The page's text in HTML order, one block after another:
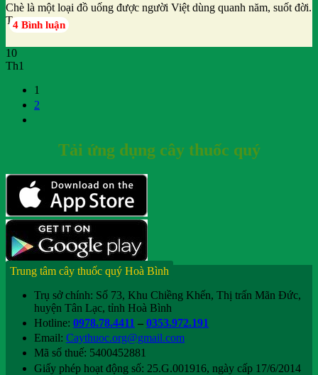
Chè là một loại đồ uống được người Việt dùng quanh năm, suốt đời.
Trong
4 Bình luận
10
Th1
1
2
Tải ứng dụng cây thuốc quý
Trung tâm cây thuốc quý Hoà Bình
Trụ sở chính: Số 73, Khu Chiềng Khến, Thị trấn Mãn Đức,
huyện Tân Lạc, tỉnh Hoà Bình
Hotline: 0978.78.4411 – 0353.972.191
Email: Caythuoc.org@gmail.com
Mã số thuế: 5400452881
Giấy phép hoạt động số: 25.G.001916, ngày cấp 17/6/2014